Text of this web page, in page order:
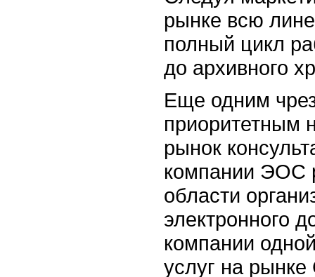
рынке всю
полный цикл
до архивного
Еще одним
приоритетным
рынок
компании ЭОС
области
электронного
компании
услуг на